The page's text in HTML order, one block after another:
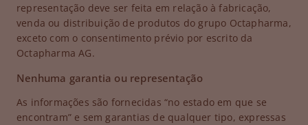
representação deve ser feita em relação à fabricação,
venda ou distribuição de produtos do grupo Octapharma,
exceto com o consentimento prévio por escrito da
Octapharma AG.
Nenhuma garantia ou representação
As informações são fornecidas “no estado em que se
encontram” e sem garantias de qualquer tipo, expressas